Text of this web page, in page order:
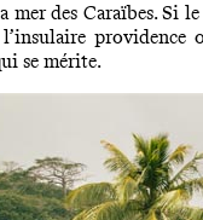
mer des Caraïbes.
se mérite.